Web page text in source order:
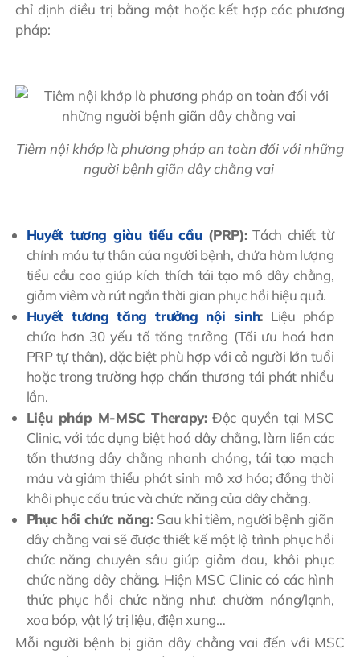
chỉ định điều trị bằng một hoặc kết hợp các phương
pháp:
Tiêm nội khớp là phương pháp an toàn đối với những
người bệnh giãn dây chằng vai
Huyết tương giàu tiểu cầu(PRP):Tách chiết từ
chính máu tự thân của người bệnh, chứa hàm lượng
tiểu cầu cao giúp kích thích tái tạo mô dây chằng,
giảm viêm và rút ngắn thời gian phục hồi hiệu quả.
Huyết tương tăng trưởng nội sinh: Liệu pháp
chứa hơn 30 yếu tố tăng trưởng (Tối ưu hoá hơn
PRP tự thân), đặc biệt phù hợp với cả người lớn tuổi
hoặc trong trường hợp chấn thương tái phát nhiều
lần.
Liệu pháp M-MSC Therapy:Độc quyền tại MSC
Clinic, với tác dụng biệt hoá dây chằng, làm liền các
tổn thương dây chằng nhanh chóng, tái tạo mạch
máu và giảm thiểu phát sinh mô xơ hóa; đồng thời
khôi phục cấu trúc và chức năng của dây chằng.
Phục hồi chức năng: Sau khi tiêm, người bệnh giãn
dây chằng vai sẽ được thiết kế một lộ trình phục hồi
chức năng chuyên sâu giúp giảm đau, khôi phục
chức năng dây chằng. Hiện MSC Clinic có các hình
thức phục hồi chức năng như: chườm nóng/lạnh,
xoa bóp, vật lý trị liệu, điện xung…
Mỗi người bệnh bị giãn dây chằng vai đến với MSC